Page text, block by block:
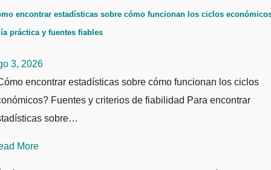
encontrar estadísticas sobre cómo funcionan los ciclos
práctica y fuentes fiables
3, 2026
encontrar estadísticas sobre cómo funcionan los ciclos
Fuentes y criterios de fiabilidad Para encontrar
sobre…
More